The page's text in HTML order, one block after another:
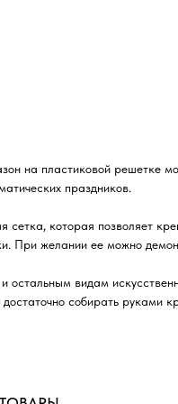
на пластиковой решетке
праздников.
сетка, которая позволяет
При желании ее можно
остальным видам
достаточно собирать